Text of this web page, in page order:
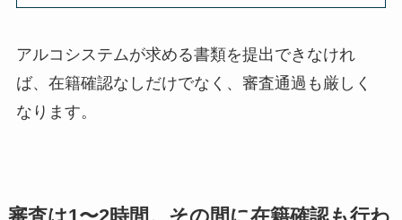
アルコシステムが求める書類を提出できなけれ
ば、在籍確認なしだけでなく、審査通過も厳しく
なります。